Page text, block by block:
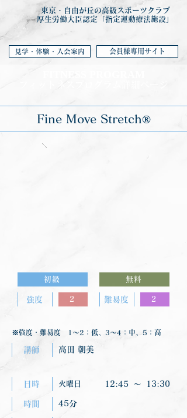
東京・自由が丘の高級スポーツクラブ
厚生労働大臣認定「指定運動療法施設」
見学・体験・入会案内 会員様専用サイト
Fine Move Stretch®
初級
強度 2
無料
難易度 2
※強度・難易度 1〜2：低、3〜4：中、5：高
講師 高田 朝美
日時 火曜日 12:45 〜 13:30
時間 45分